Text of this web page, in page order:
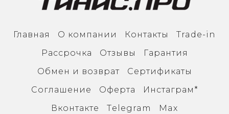
Главная О компании Контакты
Trade-in
Рассрочка
Отзывы
Гарантия
Обмен и возврат
Сертификаты
Соглашение
Оферта
Инcтаграм*
Вконтакте
Тelegram Max